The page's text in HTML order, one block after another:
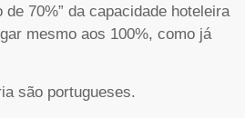
70%” da capacidade hoteleira
mesmo aos 100%, como já
são portugueses.